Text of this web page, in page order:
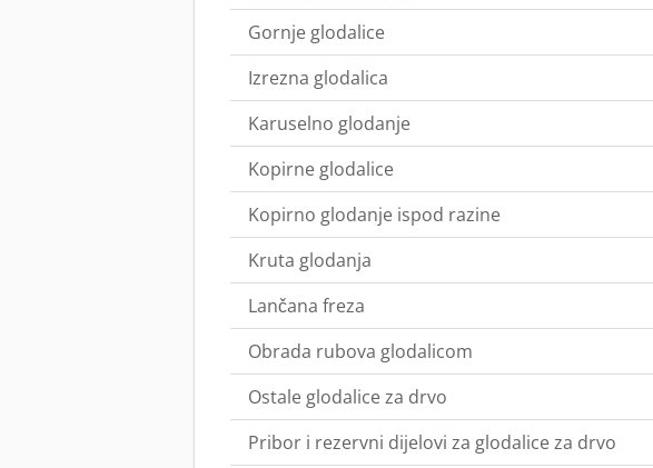
Gornje glodalice
Izrezna glodalica
Karuselno glodanje
Kopirne glodalice
Kopirno glodanje ispod razine
Kruta glodanja
Lančana freza
Obrada rubova glodalicom
Ostale glodalice za drvo
Pribor i rezervni dijelovi za glodalice za drvo